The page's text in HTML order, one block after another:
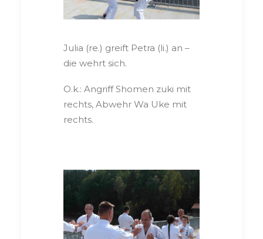
Julia (re.) greift Petra (li.) an –
die wehrt sich.
O.k.: Angriff Shomen zuki mit
rechts, Abwehr Wa Uke mit
rechts.